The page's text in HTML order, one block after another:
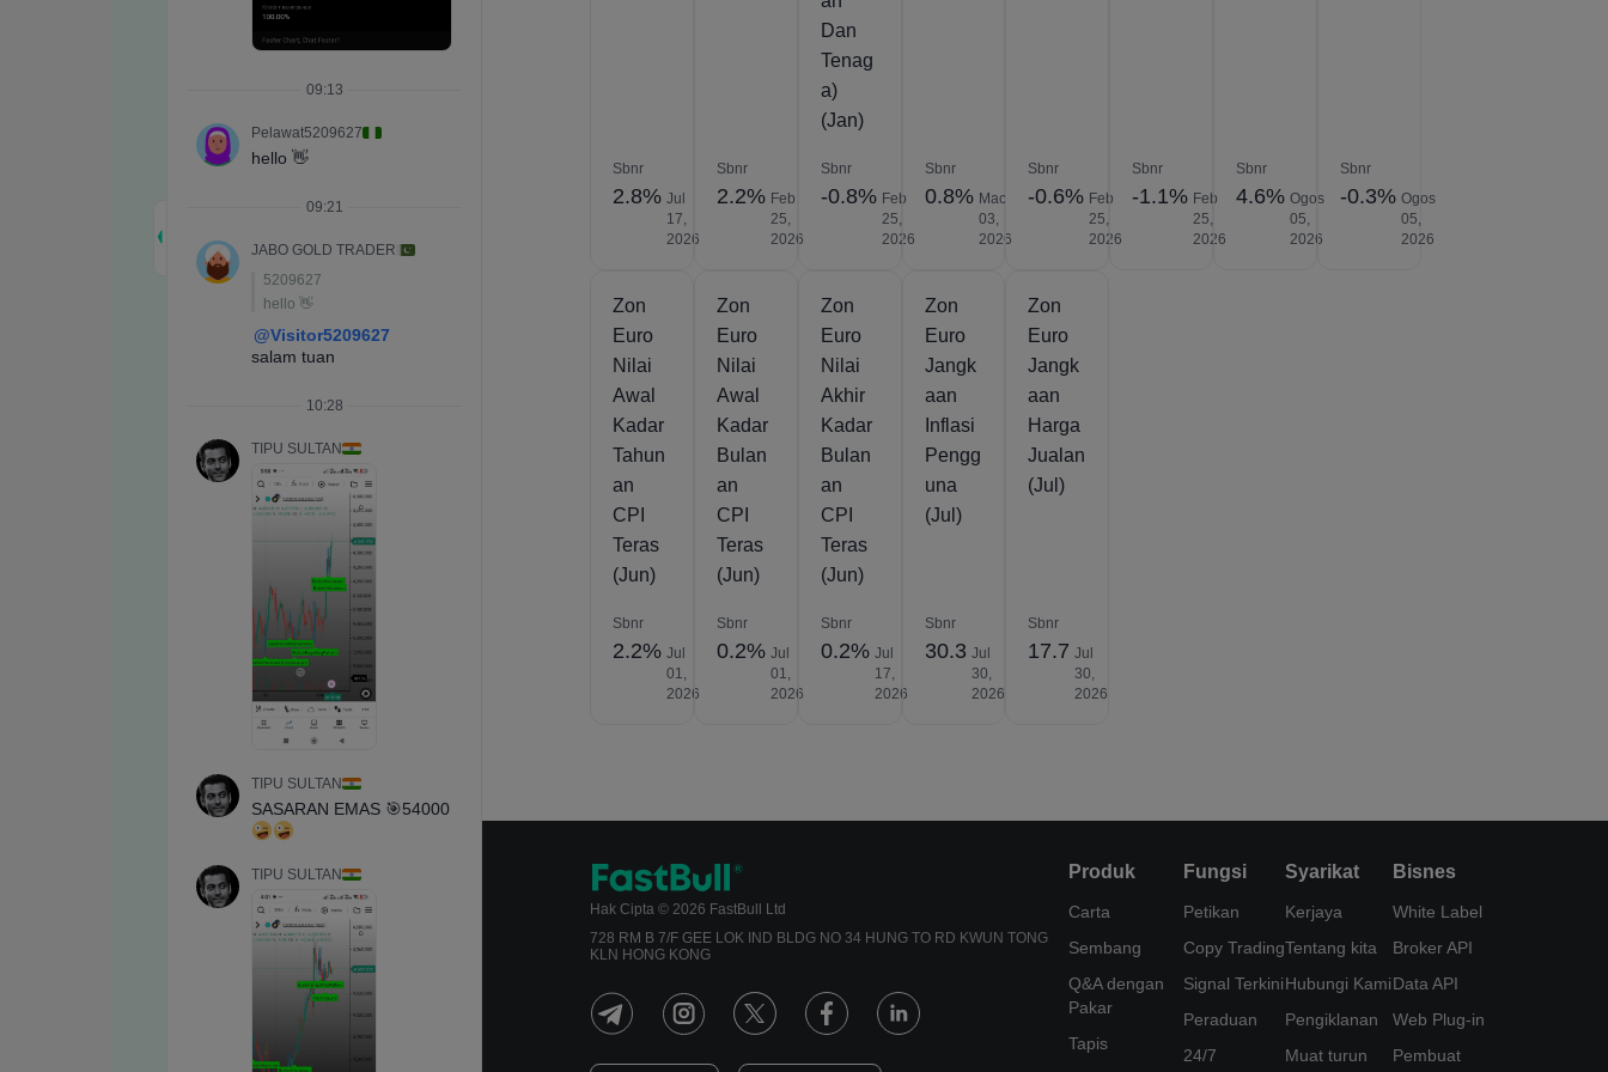
Sbnr
2.8% Jul
17,
2026
Sbnr
2.2% Feb
25,
2026
Dan
Tenag
a)
(Jan)
Sbnr
-0.8% Feb
25,
2026
Sbnr
0.8% Mac
03,
2026
Sbnr
-0.6% Feb
25,
2026
Sbnr
-1.1% Feb
25,
2026
Sbnr
4.6% Ogos
05,
2026
Sbnr
-0.3% Ogos
05,
2026
Zon
Euro
Nilai
Awal
Kadar
Tahun
an
CPI
Teras
(Jun)
Sbnr
2.2% Jul
01,
2026
Zon
Euro
Nilai
Awal
Kadar
Bulan
an
CPI
Teras
(Jun)
Sbnr
0.2% Jul
01,
2026
Zon
Euro
Nilai
Akhir
Kadar
Bulan
an
CPI
Teras
(Jun)
Sbnr
0.2% Jul
17,
2026
Zon
Euro
Jangk
aan
Inflasi
Pengg
una
(Jul)
Sbnr
30.3 Jul
30,
2026
Zon
Euro
Jangk
aan
Harga
Jualan
(Jul)
Sbnr
17.7 Jul
30,
2026
Hak Cipta © 2026 FastBull Ltd
728 RM B 7/F GEE LOK IND BLDG NO 34 HUNG TO RD KWUN TONG
KLN HONG KONG
Produk
Carta
Sembang
Q&A dengan
Pakar
Tapis
Fungsi
Petikan
Copy Trading
Signal Terkini
Peraduan
24/7
Syarikat
Kerjaya
Tentang kita
Hubungi Kami
Pengiklanan
Muat turun
Bisnes
White Label
Broker API
Data API
Web Plug-in
Pembuat